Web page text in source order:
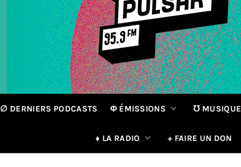
∅ DERNIERS PODCASTS Φ ÉMISSIONS ℧ MUSIQUE
♦ LA RADIO + FAIRE UN DON